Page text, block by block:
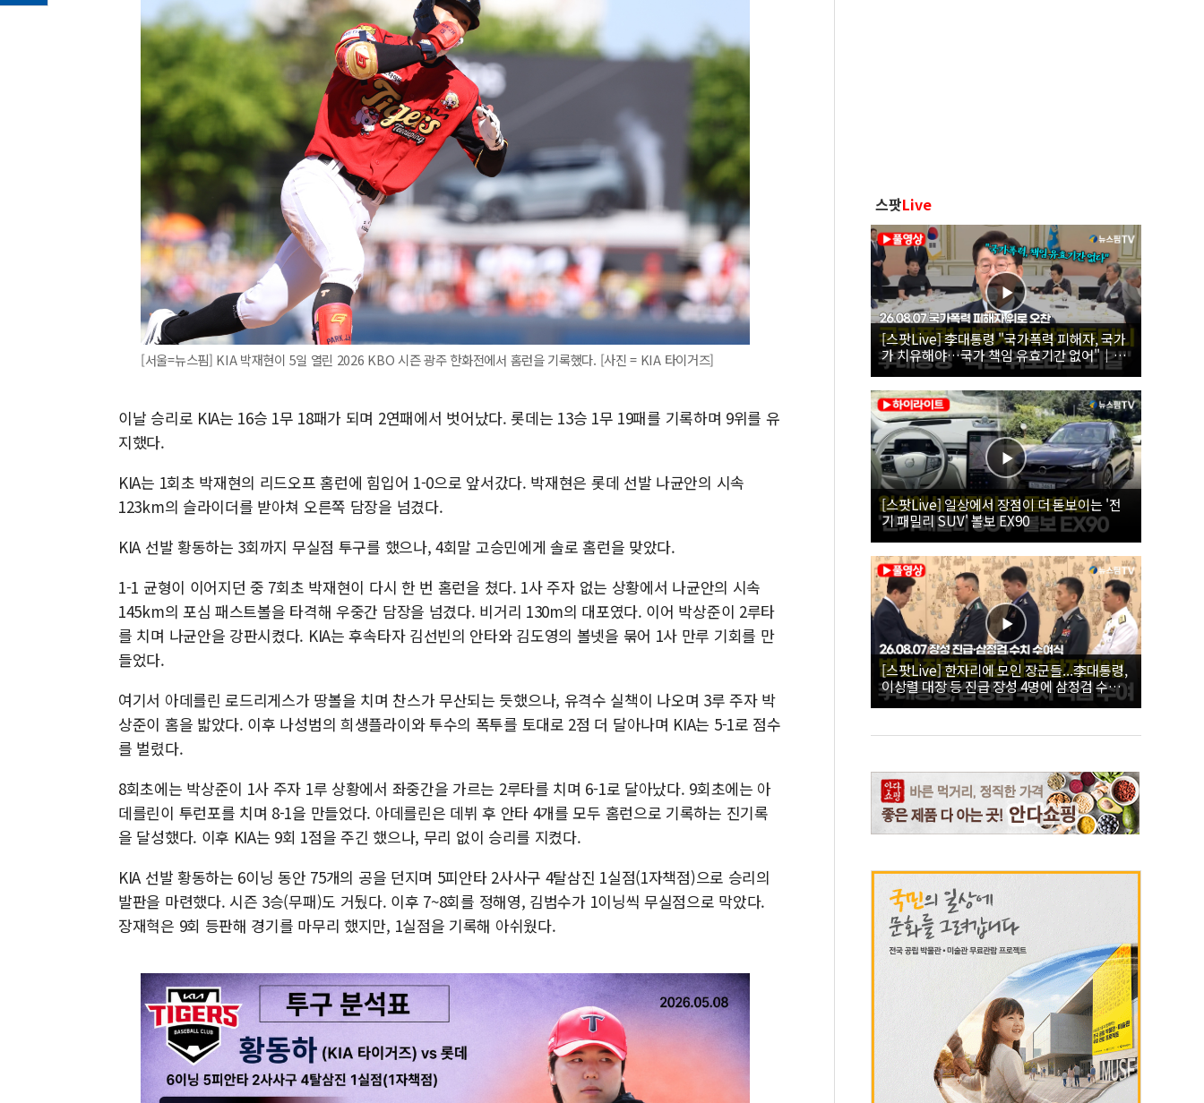
[서울=뉴스핌] KIA 박재현이 5일 열린 2026 KBO 시즌 광주 한화전에서 홈런을 기록했다. [사진 = KIA 타이거즈]
이날 승리로 KIA는 16승 1무 18패가 되며 2연패에서 벗어났다. 롯데는 13승 1무 19패를 기록하며 9위를 유
지했다.
KIA는 1회초 박재현의 리드오프 홈런에 힘입어 1-0으로 앞서갔다. 박재현은 롯데 선발 나균안의 시속
123km의 슬라이더를 받아쳐 오른쪽 담장을 넘겼다.
KIA 선발 황동하는 3회까지 무실점 투구를 했으나, 4회말 고승민에게 솔로 홈런을 맞았다.
1-1 균형이 이어지던 중 7회초 박재현이 다시 한 번 홈런을 쳤다. 1사 주자 없는 상황에서 나균안의 시속
145km의 포심 패스트볼을 타격해 우중간 담장을 넘겼다. 비거리 130m의 대포였다. 이어 박상준이 2루타
를 치며 나균안을 강판시켰다. KIA는 후속타자 김선빈의 안타와 김도영의 볼넷을 묶어 1사 만루 기회를 만
들었다.
여기서 아데를린 로드리게스가 땅볼을 치며 찬스가 무산되는 듯했으나, 유격수 실책이 나오며 3루 주자 박
상준이 홈을 밟았다. 이후 나성범의 희생플라이와 투수의 폭투를 토대로 2점 더 달아나며 KIA는 5-1로 점수
를 벌렸다.
8회초에는 박상준이 1사 주자 1루 상황에서 좌중간을 가르는 2루타를 치며 6-1로 달아났다. 9회초에는 아
데를린이 투런포를 치며 8-1을 만들었다. 아데를린은 데뷔 후 안타 4개를 모두 홈런으로 기록하는 진기록
을 달성했다. 이후 KIA는 9회 1점을 주긴 했으나, 무리 없이 승리를 지켰다.
KIA 선발 황동하는 6이닝 동안 75개의 공을 던지며 5피안타 2사사구 4탈삼진 1실점(1자책점)으로 승리의
발판을 마련했다. 시즌 3승(무패)도 거뒀다. 이후 7~8회를 정해영, 김범수가 1이닝씩 무실점으로 막았다.
장재혁은 9회 등판해 경기를 마무리 했지만, 1실점을 기록해 아쉬웠다.
스팟Live
[스팟Live] 李대통령 "국가폭력 피해자, 국가
가 치유해야…국가 책임 유효기간 없어"｜
26.08.07 국가폭력 피해자 위로 오찬
[스팟Live] 일상에서 장점이 더 돋보이는 '전
기 패밀리 SUV' 볼보 EX90
[스팟Live] 한자리에 모인 장군들...李대통령,
이상렬 대장 등 진급 장성 4명에 삼정검 수치
직접 수여｜26.08.07 장성 진급·삼정검 수치